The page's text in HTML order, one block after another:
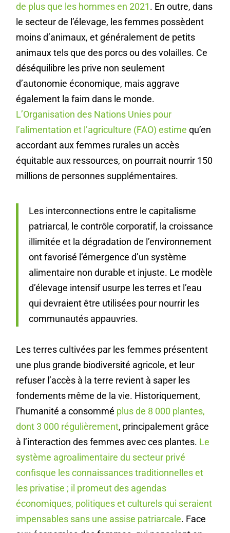
de plus que les hommes en 2021. En outre, dans
le secteur de l’élevage, les femmes possèdent
moins d’animaux, et généralement de petits
animaux tels que des porcs ou des volailles. Ce
déséquilibre les prive non seulement
d’autonomie économique, mais aggrave
également la faim dans le monde.
L’Organisation des Nations Unies pour
l’alimentation et l’agriculture (FAO) estime qu’en
accordant aux femmes rurales un accès
équitable aux ressources, on pourrait nourrir 150
millions de personnes supplémentaires.
Les interconnections entre le capitalisme
patriarcal, le contrôle corporatif, la croissance
illimitée et la dégradation de l’environnement
ont favorisé l’émergence d’un système
alimentaire non durable et injuste. Le modèle
d’élevage intensif usurpe les terres et l’eau
qui devraient être utilisées pour nourrir les
communautés appauvries.
Les terres cultivées par les femmes présentent
une plus grande biodiversité agricole, et leur
refuser l’accès à la terre revient à saper les
fondements même de la vie. Historiquement,
l’humanité a consommé plus de 8 000 plantes,
dont 3 000 régulièrement, principalement grâce
à l’interaction des femmes avec ces plantes. Le
système agroalimentaire du secteur privé
confisque les connaissances traditionnelles et
les privatise ; il promeut des agendas
économiques, politiques et culturels qui seraient
impensables sans une assise patriarcale. Face